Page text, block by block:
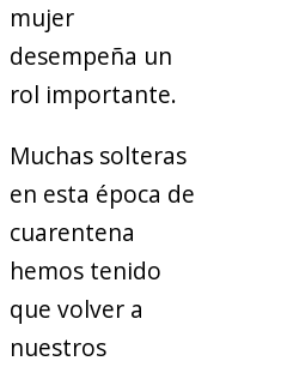
mujer
desempeña un
rol importante.
Muchas solteras
en esta época de
cuarentena
hemos tenido
que volver a
nuestros